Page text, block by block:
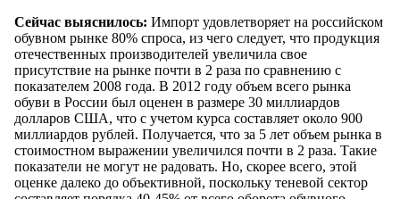
Сейчас выяснилось: Импорт удовлетворяет на российском
обувном рынке 80% спроса, из чего следует, что продукция
отечественных производителей увеличила свое
присутствие на рынке почти в 2 раза по сравнению с
показателем 2008 года. В 2012 году объем всего рынка
обуви в России был оценен в размере 30 миллиардов
долларов США, что с учетом курса составляет около 900
миллиардов рублей. Получается, что за 5 лет объем рынка в
стоимостном выражении увеличился почти в 2 раза. Такие
показатели не могут не радовать. Но, скорее всего, этой
оценке далеко до объективной, поскольку теневой сектор